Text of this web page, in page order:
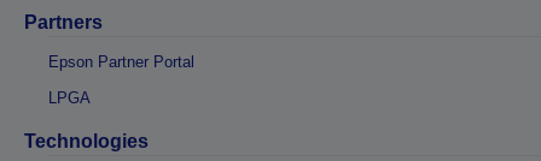
Partners
Epson Partner Portal
LPGA
Technologies